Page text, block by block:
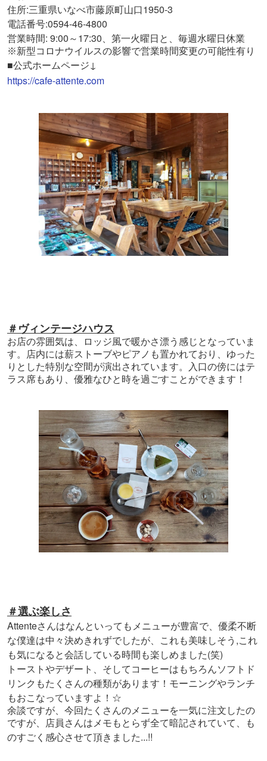
住所:三重県いなべ市藤原町山口1950-3
電話番号:0594-46-4800
営業時間: 9:00～17:30、第一火曜日と、毎週水曜日休業
※新型コロナウイルスの影響で営業時間変更の可能性有り
■公式ホームページ↓
https://cafe-attente.com
＃ヴィンテージハウス
お店の雰囲気は、ロッジ風で暖かさ漂う感じとなっていま
す。店内には薪ストーブやピアノも置かれており、ゆった
りとした特別な空間が演出されています。入口の傍にはテ
ラス席もあり、優雅なひと時を過ごすことができます！
＃選ぶ楽しさ
Attenteさんはなんといってもメニューが豊富で、優柔不断
な僕達は中々決めきれずでしたが、これも美味しそう,これ
も気になると会話している時間も楽しめました(笑)
トーストやデザート、そしてコーヒーはもちろんソフトド
リンクもたくさんの種類があります！モーニングやランチ
もおこなっていますよ！☆
余談ですが、今回たくさんのメニューを一気に注文したの
ですが、店員さんはメモもとらず全て暗記されていて、も
のすごく感心させて頂きました...!!